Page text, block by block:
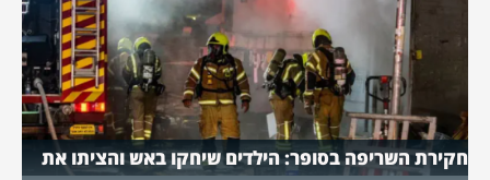
חקירת השריפה בסופר: הילדים שיחקו באש והציתו את